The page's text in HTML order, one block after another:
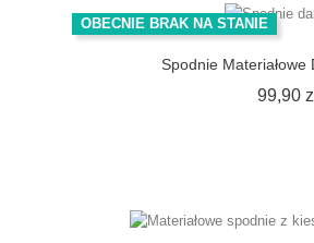
OBECNIE BRAK NA STANIE
Spodnie
99,90